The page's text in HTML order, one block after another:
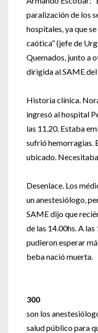
paralización de los
hospitales, ya que
caótica” (jefe de
Quemados, junto a
dirigida al SAME
Historia clínica.
ingresó al hospital
las 11.20. Estaba
sufrió hemorragias.
ubicado.
Desenlace. Los
un anestesiólogo,
SAME dijo que
de las 14.00hs. A
pudieron esperar
beba nació muerta.
300
son los
salud público para